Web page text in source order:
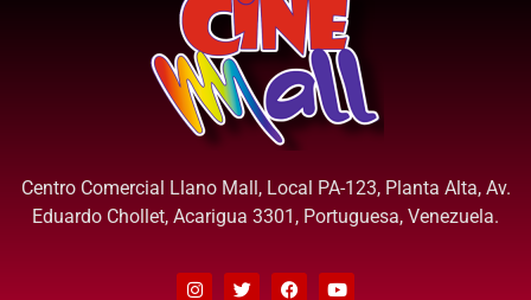
Centro Comercial Llano Mall, Local PA-123, Planta Alta, Av.
Eduardo Chollet, Acarigua 3301, Portuguesa, Venezuela.